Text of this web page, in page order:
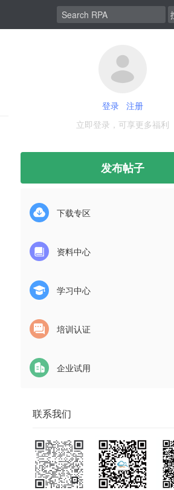
登录
注册
立即登录，可享更多福利
发布帖子
下载专区
资料中心
学习中心
培训认证
企业试用
联系我们